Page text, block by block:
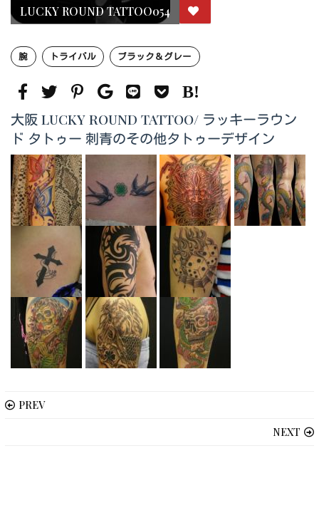
LUCKY ROUND TATTOO054
腕 トライバル ブラック＆グレー
大阪 LUCKY ROUND TATTOO/ ラッキーラウン
ド タトゥー 刺青のその他タトゥーデザイン
PREV
NEXT